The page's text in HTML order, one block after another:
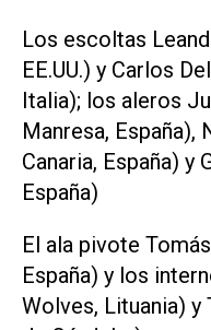
Los escoltas
EE.UU.) y Carlos
Italia); los aleros
Manresa, España),
Canaria, España) y
España)
El ala pivote
España) y los
Wolves, Lituania)